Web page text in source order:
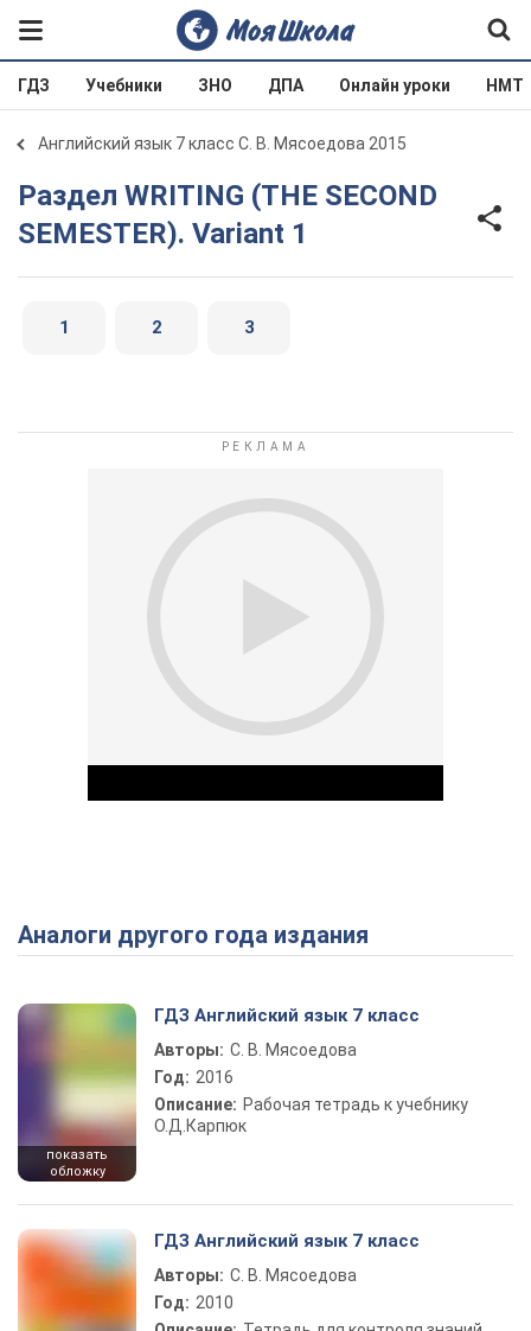
ГДЗ Учебники ЗНО ДПА Онлайн уроки НМТ
Английский язык 7 класс С. В. Мясоедова 2015
Раздел WRITING (THE SECOND
SEMESTER). Variant 1
1 2 3
Play Video
Аналоги другого года издания
показать
обложку
ГДЗ Английский язык 7 класс
Авторы: С. В. Мясоедова
Год: 2016
Описание: Рабочая тетрадь к учебнику
О.Д.Карпюк
ГДЗ Английский язык 7 класс
Авторы: С. В. Мясоедова
Год: 2010